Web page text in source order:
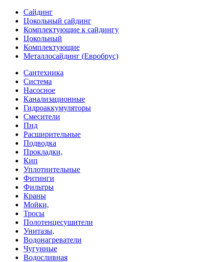
Сайдинг
Цокольный сайдинг
Комплектующие к сайдингу
Цокольный
Комплектующие
Металлосайдинг (Евробрус)
Сантехника
Система
Насосное
Канализационные
Гидроаккумуляторы
Смесители
Пнд
Расширительные
Подводка
Прокладки,
Кип
Уплотнительные
Фитинги
Фильтры
Краны
Мойки,
Тросы
Полотенцесушители
Унитазы,
Водонагреватели
Чугунные
Водосливная